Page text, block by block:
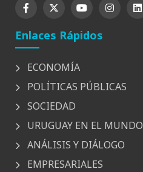
Enlaces Rápidos
ECONOMÍA
POLÍTICAS PÚBLICAS
SOCIEDAD
URUGUAY EN EL MUNDO
ANÁLISIS Y DIÁLOGO
EMPRESARIALES